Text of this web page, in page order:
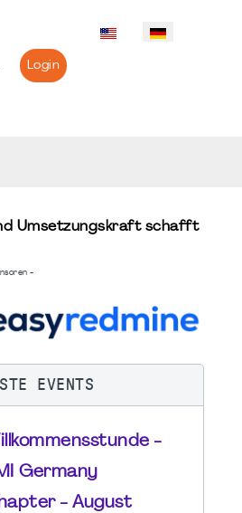
Login
Umsetzungskraft schafft
-
EVENTS
-
Germany
- August